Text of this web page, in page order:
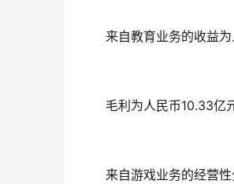
来自教育业务的收益
毛利为人民币10.33亿
来自游戏业务的经营